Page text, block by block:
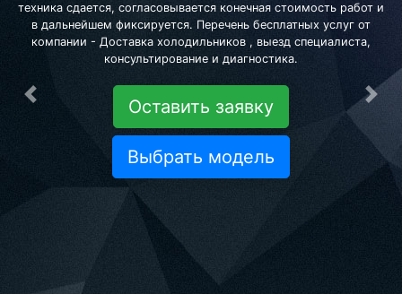
техника сдается, согласовывается конечная стоимость работ и
в дальнейшем фиксируется. Перечень бесплатных услуг от
компании - Доставка холодильников , выезд специалиста,
консультирование и диагностика.
Оставить заявку
Выбрать модель
Предыдущая